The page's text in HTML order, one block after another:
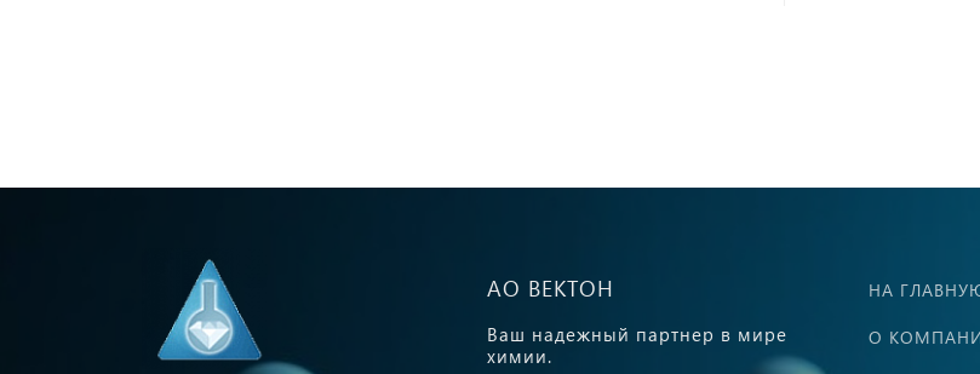
АО ВЕКТОН
Ваш надежный партнер в мире
химии.
НА
О